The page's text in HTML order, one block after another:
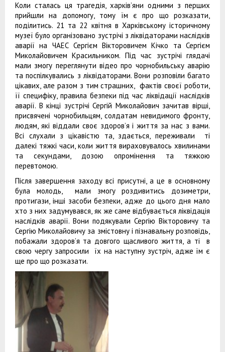
Коли сталась ця трагедія, харків’яни одними з перших
прийшли на допомогу, тому їм є про що розказати,
поділитись. 21 та 22 квітня в Харківському історичному
музеї було організовано зустрічі з ліквідаторами наслідків
аварії на ЧАЕС Сергієм Вікторовичем Кічко та Сергієм
Миколайовичем Красильником. Під час зустрічі глядачі
мали змогу переглянути відео про чорнобильську аварію
та поспілкувались з ліквідаторами. Вони розповіли багато
цікавих, але разом з тим страшних, фактів своєї роботи,
її специфіку, правила безпеки під час ліквідації наслідків
аварії. В кінці зустрічі Сергій Миколайович зачитав вірші,
присвячені чорнобильцям, солдатам невидимого фронту,
людям, які віддали своє здоров’я і життя за нас з вами.
Всі слухали з цікавістю та, здається, переживали ті
далекі тяжкі часи, коли життя вираховувалось хвилинами
та секундами, дозою опромінення та тяжкою
перевтомою.
Після завершення заходу всі присутні, а це в основному
була молодь, мали змогу роздивитись дозиметри,
протигази, інші засоби безпеки, адже до цього дня мало
хто з них задумувався, як же саме відбувається ліквідація
наслідків аварії. Вони подякували Сергію Вікторовичу та
Сергію Миколайовичу за змістовну і пізнавальну розповідь,
побажали здоров’я та довгого щасливого життя, а ті в
свою чергу запросили їх на наступну зустріч, адже їм є
ще про що розказати.